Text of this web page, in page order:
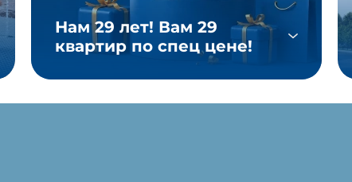
Нам 29 лет! Вам 29
квартир по спец цене!